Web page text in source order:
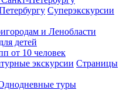
Суперэкскурсии
и Ленобласти
детей
от 10 человек
экскурсии Страницы
туры